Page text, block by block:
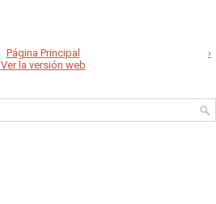
›
Página Principal
Ver la versión web